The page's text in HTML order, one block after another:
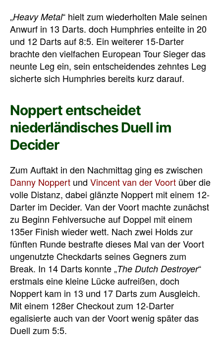
„Heavy Metal“ hielt zum wiederholten Male seinen
Anwurf in 13 Darts. doch Humphries enteilte in 20
und 12 Darts auf 8:5. Ein weiterer 15-Darter
brachte den vielfachen European Tour Sieger das
neunte Leg ein, sein entscheidendes zehntes Leg
sicherte sich Humphries bereits kurz darauf.
Noppert entscheidet
niederländisches Duell im
Decider
Zum Auftakt in den Nachmittag ging es zwischen
Danny Noppert und Vincent van der Voort über die
volle Distanz, dabei glänzte Noppert mit einem 12-
Darter im Decider. Van der Voort machte zunächst
zu Beginn Fehlversuche auf Doppel mit einem
135er Finish wieder wett. Nach zwei Holds zur
fünften Runde bestrafte dieses Mal van der Voort
ungenutzte Checkdarts seines Gegners zum
Break. In 14 Darts konnte „The Dutch Destroyer“
erstmals eine kleine Lücke aufreißen, doch
Noppert kam in 13 und 17 Darts zum Ausgleich.
Mit einem 128er Checkout zum 12-Darter
egalisierte auch van der Voort wenig später das
Duell zum 5:5.